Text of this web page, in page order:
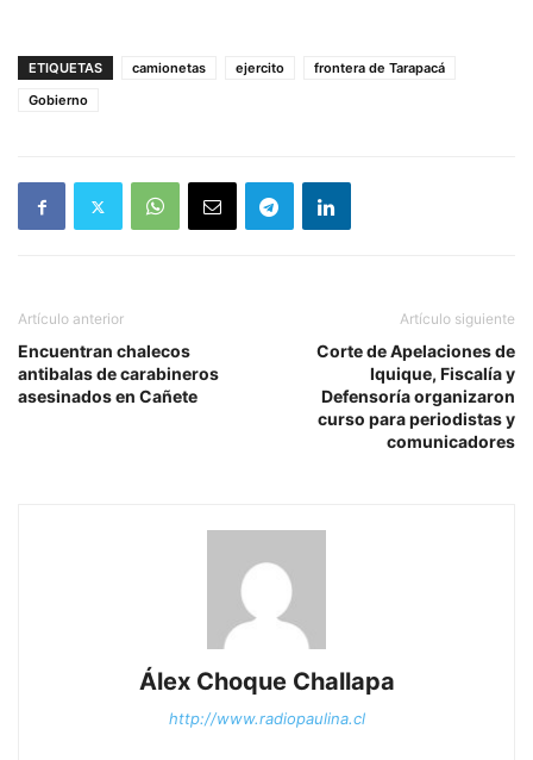
ETIQUETAS camionetas ejercito
frontera de Tarapacá
Gobierno
Artículo anterior
Encuentran chalecos
antibalas de carabineros
asesinados en Cañete
Artículo siguiente
Corte de Apelaciones de
Iquique, Fiscalía y
Defensoría organizaron
curso para periodistas y
comunicadores
Álex Choque Challapa
http://www.radiopaulina.cl